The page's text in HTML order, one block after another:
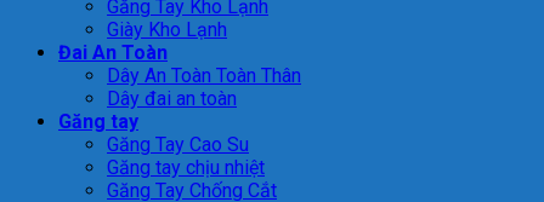
Găng Tay Kho Lạnh
Giày Kho Lạnh
Đai An Toàn
Dây An Toàn Toàn Thân
Dây đai an toàn
Găng tay
Găng Tay Cao Su
Găng tay chịu nhiệt
Găng Tay Chống Cắt